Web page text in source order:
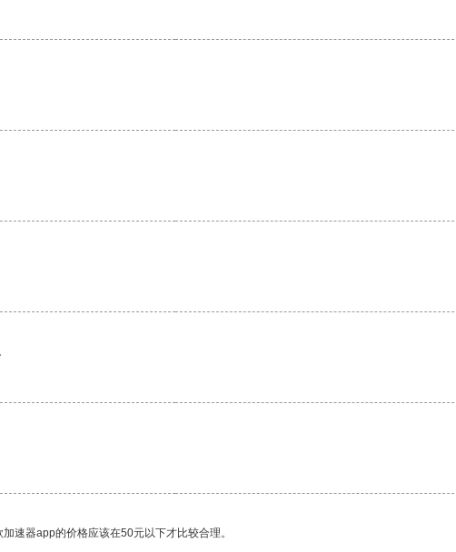
速器app的价格应该在50元以下才比较合理。